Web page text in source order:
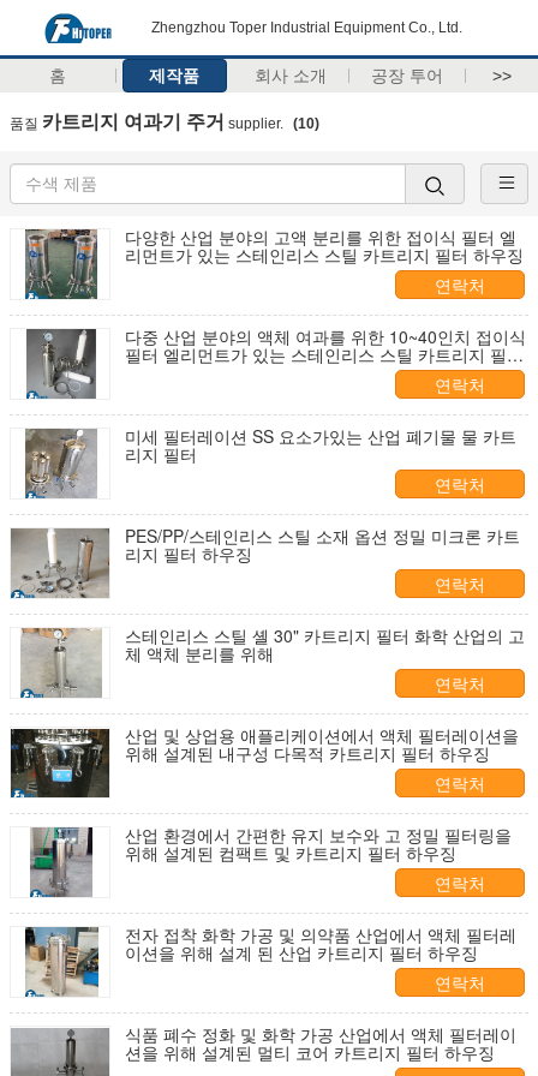
Zhengzhou Toper Industrial Equipment Co., Ltd.
홈 제작품 회사 소개 공장 투어 >>
품질 카트리지 여과기 주거 supplier. (10)
다양한 산업 분야의 고액 분리를 위한 접이식 필터 엘
리먼트가 있는 스테인리스 스틸 카트리지 필터 하우징
연락처
다중 산업 분야의 액체 여과를 위한 10~40인치 접이식
필터 엘리먼트가 있는 스테인리스 스틸 카트리지 필터
연락처
미세 필터레이션 SS 요소가있는 산업 폐기물 물 카트
리지 필터
연락처
PES/PP/스테인리스 스틸 소재 옵션 정밀 미크론 카트
리지 필터 하우징
연락처
스테인리스 스틸 셸 30" 카트리지 필터 화학 산업의 고
체 액체 분리를 위해
연락처
산업 및 상업용 애플리케이션에서 액체 필터레이션을
위해 설계된 내구성 다목적 카트리지 필터 하우징
연락처
산업 환경에서 간편한 유지 보수와 고 정밀 필터링을
위해 설계된 컴팩트 및 카트리지 필터 하우징
연락처
전자 접착 화학 가공 및 의약품 산업에서 액체 필터레
이션을 위해 설계 된 산업 카트리지 필터 하우징
연락처
식품 폐수 정화 및 화학 가공 산업에서 액체 필터레이
션을 위해 설계된 멀티 코어 카트리지 필터 하우징